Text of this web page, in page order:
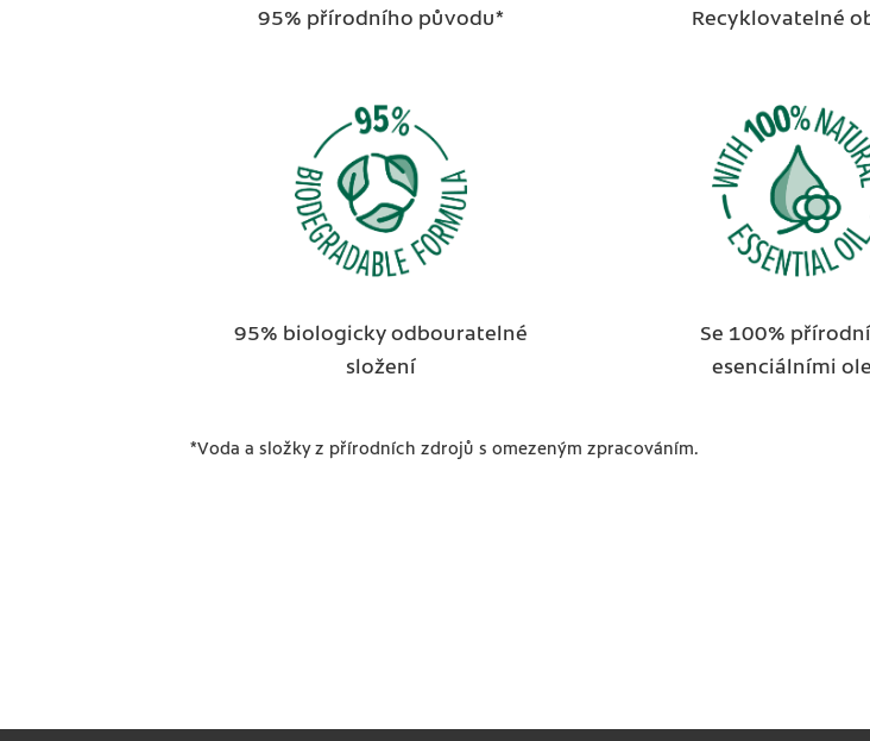
95% přírodního původu* Recyklovatelné
95% biologicky odbouratelné
složení
Se 100%
esenciálními
*Voda a složky z přírodních zdrojů s omezeným zpracováním.